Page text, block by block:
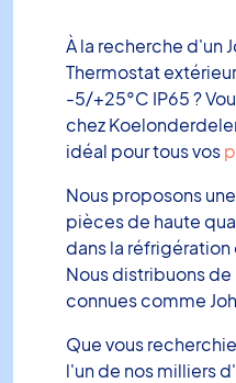
À la recherche d'un
Thermostat
-5/+25°C IP65 ?
chez
idéal pour tous vos
Nous proposons
pièces de haute
dans la
Nous distribuons
connues comme
Que vous
l'un de nos milliers